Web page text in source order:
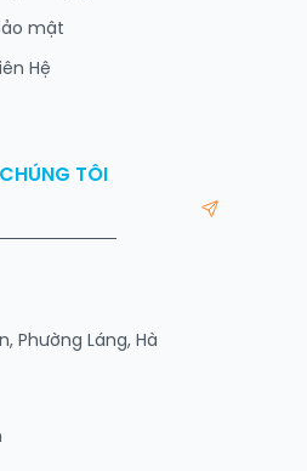
mật
Hệ
TÔI
Phường Láng, Hà